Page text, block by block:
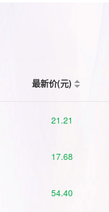
最新价(元)
21.21
17.68
54.40